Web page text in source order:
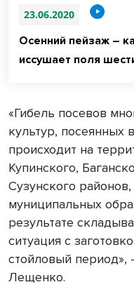
23.06.2020
Осенний пейзаж –
иссушает поля
«Гибель посевов
культур, посеянных
происходит на
Купинского,
Сузунского
муниципальных
результате
ситуация с
стойловый период»,
Лещенко.